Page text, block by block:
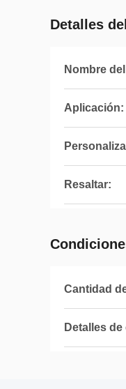
Detalles
Nombre
Aplicación:
Resaltar:
Cantidad
Detalles